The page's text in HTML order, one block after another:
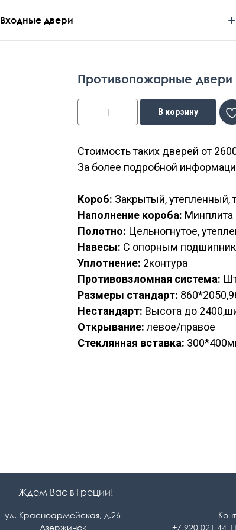
Входные двери
Противопожарные двери
В корзину
Стоимость таких дверей от
За более подробной
Короб: Закрытый, утепленный,
Наполнение короба: Минплита
Полотно: Цельногнутое,
Навесы: С опорным
Уплотнение: 2контура
Противовзломная система:
Размеры стандарт:
Нестандарт: Высота до
Открывание: левое/правое
Стеклянная вставка:
Ждем Вас в Греции!
ул. Красноармейская, д.26
Дзержинск
+7 920 021 44